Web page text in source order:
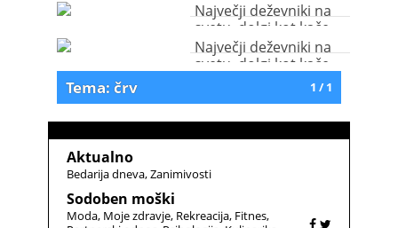
Največji deževniki na
svetu, dolgi kot kače
Največji deževniki na
svetu, dolgi kot kače
1 / 1
Tema: črv
Aktualno
Bedarija dneva Zanimivosti
Sodoben moški
Moda Moje zdravje Rekreacija Fitnes